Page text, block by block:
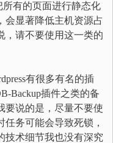
所有的页面进行静态化
会显著降低主机资源占
，请不要使用这一类的
有很多有名的插
Backup插件之类的备
要说的是，尽量不要使
务可能会导致死锁，
技术细节我也没有深究